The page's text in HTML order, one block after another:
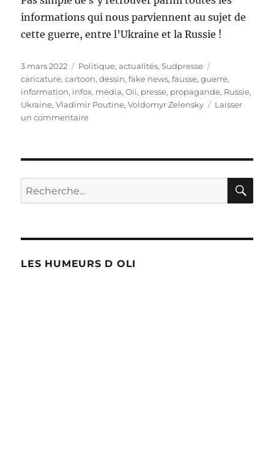
informations qui nous parviennent au sujet de
cette guerre, entre l’Ukraine et la Russie !
Publié
le
3 mars 2022 Catégories
Politique, actualités,Sudpresse
caricature,cartoon,dessin,fake news,fausse,guerre,
information, infox, média,Oli, presse, propagande, Russie,
Ukraine,Vladimir Poutine,Voldomyr Zelensky
Laisser
un commentairesur
!
Recherche
pour :
LES HUMEURS D OLI